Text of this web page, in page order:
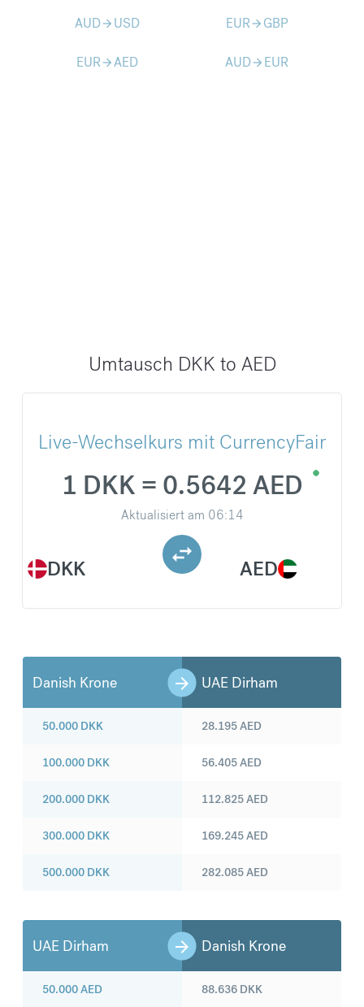
AUDarrow_forward USD EURarrow_forward GBP
EURarrow_forwardAED AUDarrow_forward EUR
Umtausch DKK to AED
Live-Wechselkurs mit CurrencyFair
DKK
1 DKK = 0.5642 AED
Aktualisiert am 06:14
AED
Danish Krone UAE Dirham
50.000 DKK
100.000 DKK
200.000 DKK
300.000 DKK
500.000 DKK
28.195AED
56.405AED
112.825AED
169.245AED
282.085AED
UAE Dirham Danish Krone
50.000AED 88.636 DKK